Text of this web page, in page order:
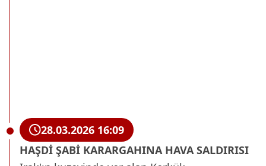
28.03.2026 16:09
HAŞDİ ŞABİ KARARGAHINA HAVA SALDIRISI